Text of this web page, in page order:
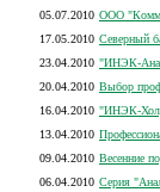
05.07.2010 ООО
17.05.2010 Северный
23.04.2010 "ИНЭК-
20.04.2010 Выбор
16.04.2010 "ИНЭК-
13.04.2010
09.04.2010 Весенние
06.04.2010 Серия